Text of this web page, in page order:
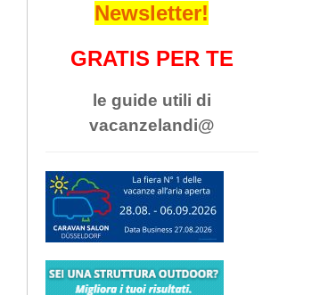
Newsletter!
GRATIS PER TE
le guide utili di
vacanzelandi@